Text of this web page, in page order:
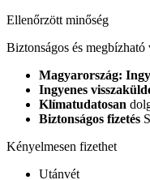
Ellenőrzött minőség
Biztonságos és megbízható
Magyarország:
Ingyenes
Klímatudatosan
Biztonságos fizetés
Kényelmesen fizethet
Utánvét